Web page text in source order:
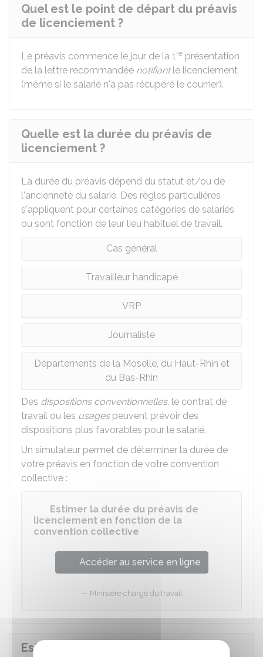
Quel est le point de départ du préavis
de licenciement ?
Le préavis commence le jour de la 1re présentation
de la lettre recommandée notifiantle licenciement
(même si le salarié n'a pas récupéré le courrier).
Quelle est la durée du préavis de
licenciement ?
La durée du préavis dépend du statut et/ou de
l'ancienneté du salarié. Des règles particulières
s'appliquent pour certaines catégories de salariés
ou sont fonction de leur lieu habituel de travail.
Cas général
Travailleur handicapé
VRP
Journaliste
Départements de la Moselle, du Haut-Rhin et
du Bas-Rhin
Des dispositions conventionnelles, le contrat de
travail ou les usagespeuvent prévoir des
dispositions plus favorables pour le salarié.
Un simulateur permet de déterminer la durée de
votre préavis en fonction de votre convention
collective :
Estimer la durée du préavis de
licenciement en fonction de la
convention collective
Accéder au service en ligne
Ministère chargé du travail
Est-ce que la suspension du contrat